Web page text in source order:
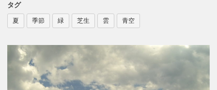
タグ
夏 季節 緑 芝生 雲 青空